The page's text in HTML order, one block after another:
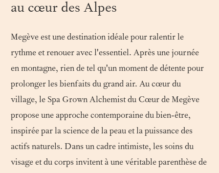
au cœur des Alpes
Megève est une destination idéale pour ralentir le
rythme et renouer avec l'essentiel. Après une journée
en montagne, rien de tel qu'un moment de détente pour
prolonger les bienfaits du grand air. Au cœur du
village, le Spa Grown Alchemist du Cœur de Megève
propose une approche contemporaine du bien-être,
inspirée par la science de la peau et la puissance des
actifs naturels. Dans un cadre intimiste, les soins du
visage et du corps invitent à une véritable parenthèse de